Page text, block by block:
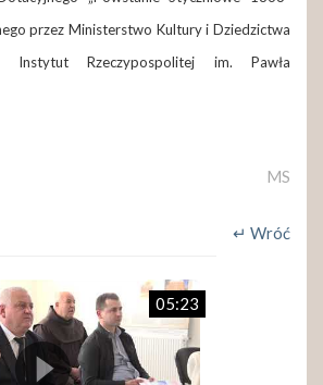
przez Ministerstwo Kultury i Dziedzictwa
Instytut Rzeczypospolitej im. Pawła
MS
↵ Wróć
05:23